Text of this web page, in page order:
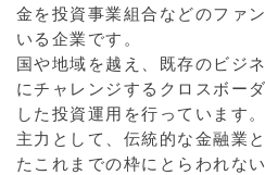
金を投資事業組合などのファ
いる企業です。
国や地域を越え、既存のビジ
にチャレンジするクロスボー
した投資運用を行っています。
主力として、伝統的な金融業
たこれまでの枠にとらわれな